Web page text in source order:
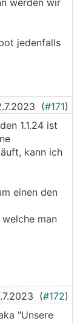
werden wir
jedenfalls
(#171)
1.1.24 ist
kann ich
einen den
man
(#172)
"Unsere